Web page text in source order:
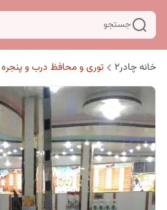
جستجو
خانه چادر۲ توری و محافظ درب و پنجره